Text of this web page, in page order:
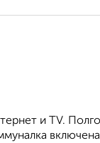
и TV.